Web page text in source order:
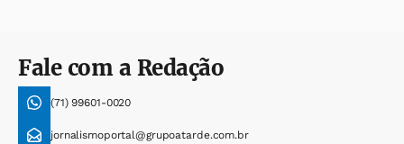
Fale com a Redação
(71) 99601-0020
jornalismoportal@grupoatarde.com.br